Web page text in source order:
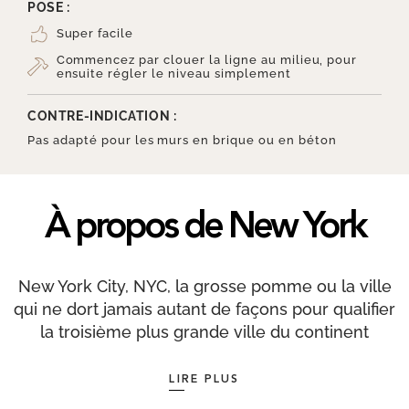
POSE :
Super facile
Commencez par clouer la ligne au milieu, pour
ensuite régler le niveau simplement
CONTRE-INDICATION :
Pas adapté pour les murs en brique ou en béton
À propos de New York
New York City, NYC, la grosse pomme ou la ville
qui ne dort jamais autant de façons pour qualifier
la troisième plus grande ville du continent
de 8 millions d’habitants. Ses cinq
LIRE PLUS